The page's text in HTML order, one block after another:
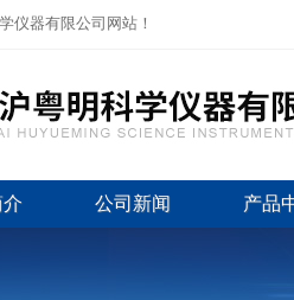
仪器有限公司网站！
介 公司新闻 产品